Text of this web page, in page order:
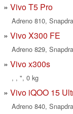
Vivo T5 Pro
Adreno 810,
Vivo X300 FE
Adreno 829,
Vivo x300s
, , ", 0 kg
Vivo iQOO 15
Adreno 840,